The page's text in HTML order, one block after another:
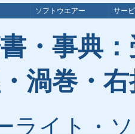
ソフトウエアー サー
・事典
渦巻・
ライト・